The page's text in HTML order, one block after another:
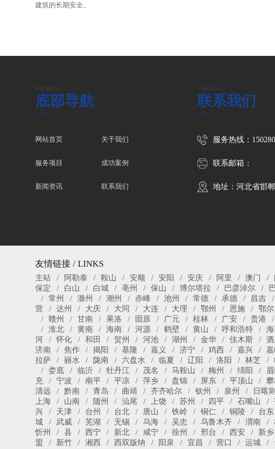
建筑的长期安全。
底部导航
网站首页 关于我们
服务项目 成功案例
新闻资讯 联系我们
联系我们
服务热线：
联系邮箱：
地址：河北省邯
友情链接 / LINKS
主站 阿勒泰 鞍山 安顺 安阳 安庆 阿里 澳门
保定
白山 白城 亳州 保山 博尔塔拉 巴彦淖尔
常州
滁州 潮州 赤峰 池州 常德 承德 昌吉
营
达州 大庆 大同 大连 大理 鄂州 恩施 鄂
赣州
甘南 果洛 固原 广元 桂林 广安 贵港
淮北
黄南 海南 河源 鹤壁 黄山 呼和浩特
河
怀化 和田 贺州 河池 湖州 金华 佳木斯 酒
济南
焦作 揭阳 基隆 嘉义 济宁 鸡西 嘉兴
拉萨
丽水 陇南 六盘水 临夏 辽阳 洛阳 林芝
娄底
临沂 牡丹江 茂名 马鞍山 梅州 绵阳
充
宁波 南平 平凉 萍乡 盘锦 屏东 平顶山
清远
黔南 青岛 曲靖 齐齐哈尔 钦州 泉州 日喀则
上海
山南 随州 汕尾 上饶 苏州 四平 石嘴山
兴
天津 台州 台北 唐山 铁岭 铜仁 铜陵 台东
城
武威 芜湖 无锡 乌海 吴忠 乌鲁木齐 渭南
忻州
县 西宁 新北 咸宁 徐州 邢台 西安 新乡
盟
新竹 湘西 西双版纳 阳泉 宜昌 营口 运城